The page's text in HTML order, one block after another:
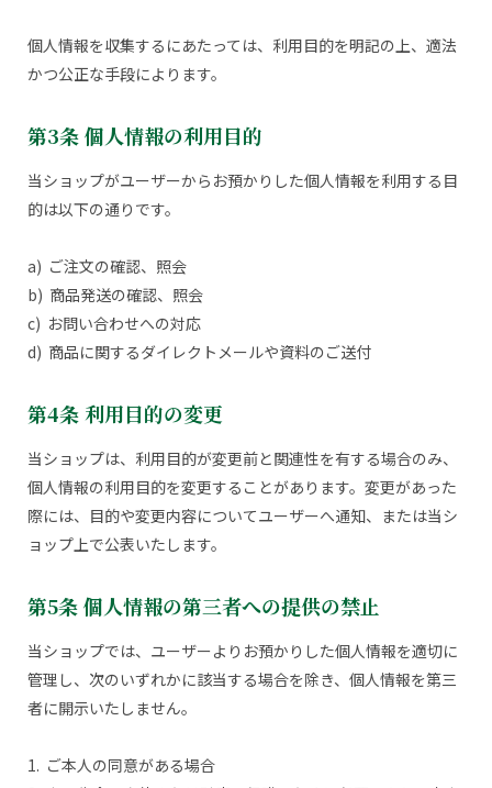
個人情報を収集するにあたっては、利用目的を明記の上、適法
かつ公正な手段によります。
第3条 個人情報の利用目的
当ショップがユーザーからお預かりした個人情報を利用する目
的は以下の通りです。
a) ご注文の確認、照会
b) 商品発送の確認、照会
c) お問い合わせへの対応
d) 商品に関するダイレクトメールや資料のご送付
第4条 利用目的の変更
当ショップは、利用目的が変更前と関連性を有する場合のみ、
個人情報の利用目的を変更することがあります。変更があった
際には、目的や変更内容についてユーザーへ通知、または当シ
ョップ上で公表いたします。
第5条 個人情報の第三者への提供の禁止
当ショップでは、ユーザーよりお預かりした個人情報を適切に
管理し、次のいずれかに該当する場合を除き、個人情報を第三
者に開示いたしません。
1. ご本人の同意がある場合